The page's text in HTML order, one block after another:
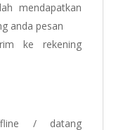
mendapatkan
anda pesan
ke rekening
/ datang